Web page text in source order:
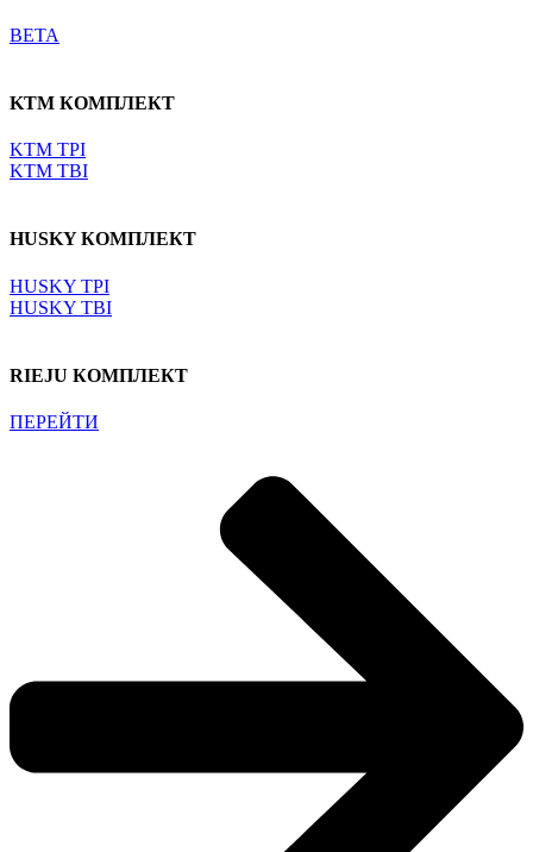
BETA
KTM КОМПЛЕКТ
KTM TPI
KTM TBI
HUSKY КОМПЛЕКТ
HUSKY TPI
HUSKY TBI
RIEJU КОМПЛЕКТ
ПЕРЕЙТИ